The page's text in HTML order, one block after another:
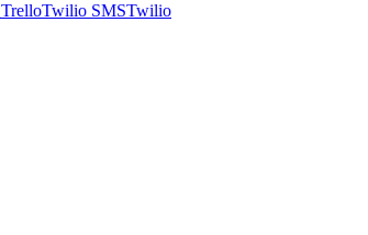
TrelloTwilio SMSTwilio